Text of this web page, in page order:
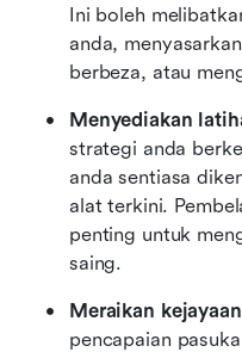
Ini boleh
anda,
berbeza, atau
Menyediakan
strategi anda
anda sentiasa
alat terkini.
penting untuk
saing.
Meraikan
pencapaian